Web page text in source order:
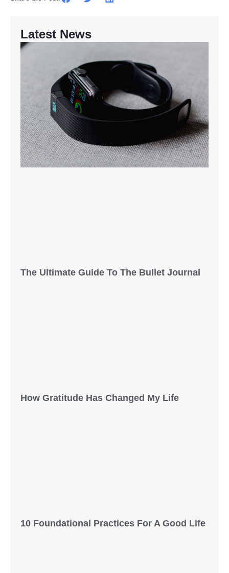
Latest News
The Ultimate Guide To The Bullet Journal
How Gratitude Has Changed My Life
10 Foundational Practices For A Good Life